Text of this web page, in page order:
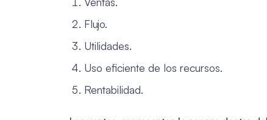
Flujo.
Utilidades.
Uso eficiente de los recursos.
Rentabilidad.